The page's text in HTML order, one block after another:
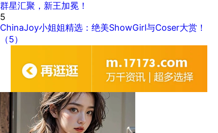
群星汇聚，新王加冕！
5
ChinaJoy小姐姐精选：绝美ShowGirl与Coser大赏！
（5）